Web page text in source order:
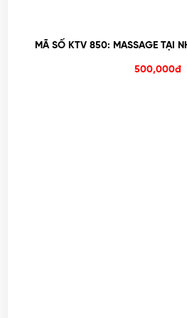
MÃ SỐ KTV 850: MASSAGE TẠI
500,000đ